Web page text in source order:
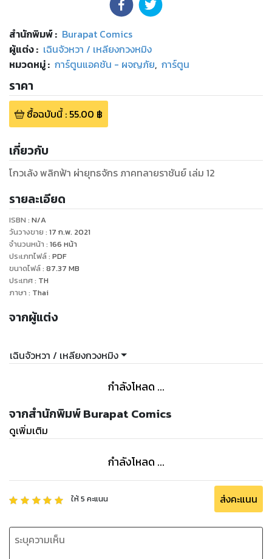
สำนักพิมพ์: Burapat Comics
ผู้แต่ง : เฉินจัวหวา / เหลียงกวงหมิง
หมวดหมู่: การ์ตูนแอคชัน - ผจญภัย, การ์ตูน
ราคา
ซื้อฉบับนี้: 55.00 ฿
เกี่ยวกับ
โกวเล้ง พลิกฟ้า ผ่ายุทธจักร ภาคทลายราชันย์ เล่ม 12
รายละเอียด
ISBN : N/A
วันวางขาย : 17 ก.พ. 2021
จำนวนหน้า : 166 หน้า
ประเภทไฟล์: PDF
ขนาดไฟล์: 87.37 MB
ประเทศ: TH
ภาษา : Thai
จากผู้แต่ง
เฉินจัวหวา / เหลียงกวงหมิง
กำลังโหลด ...
จากสำนักพิมพ์ Burapat Comics
ดูเพิ่มเติม
กำลังโหลด ...
ให้5 คะแนน ส่งคะแนน